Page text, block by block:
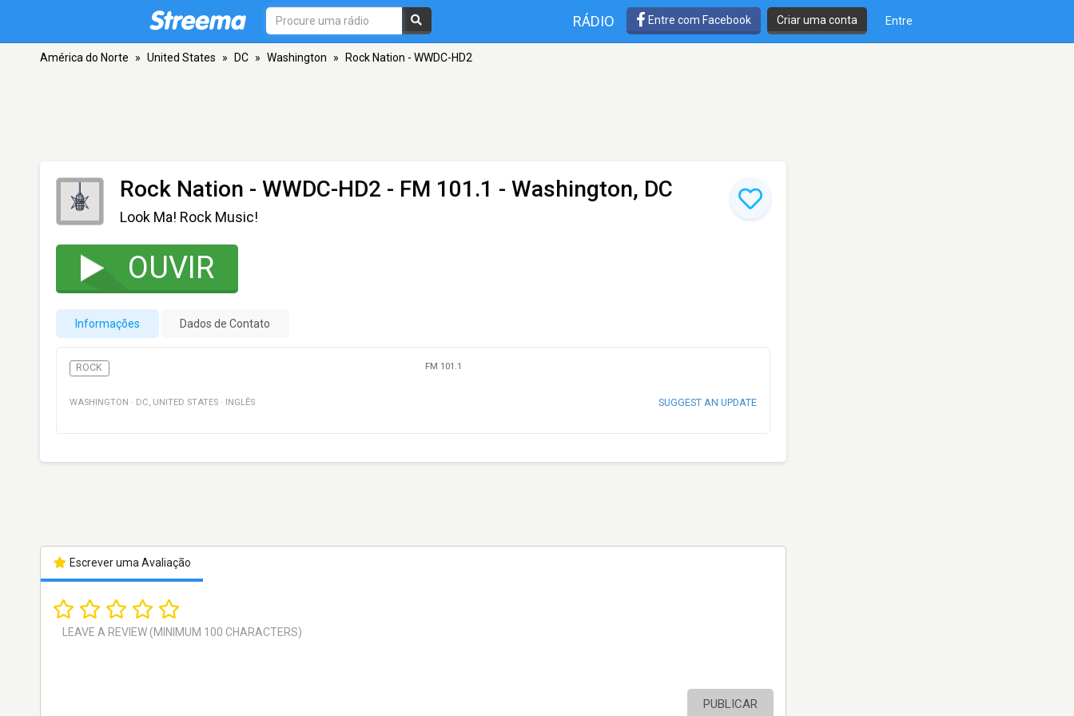
RÁDIO Entre com Facebook Criar uma conta Entre
América do Norte » United States » DC » Washington » Rock Nation - WWDC-HD2
Rock Nation - WWDC-HD2 - FM 101.1 - Washington, DC
Look Ma! Rock Music!
OUVIR
Informações Dados de Contato
ROCK FM 101.1
WASHINGTON · DC, UNITED STATES · INGLÊS SUGGEST AN UPDATE
Escrever uma Avaliação
PUBLICAR